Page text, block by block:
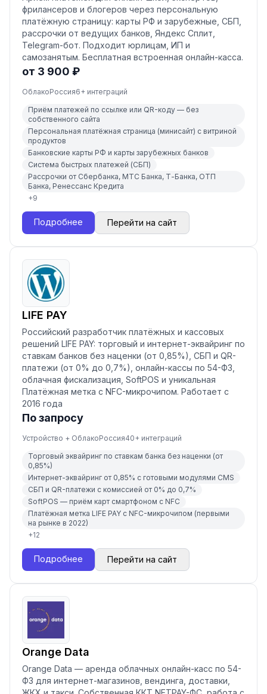
фрилансеров и блогеров через персональную
платёжную страницу: карты РФ и зарубежные, СБП,
рассрочки от ведущих банков, Яндекс Сплит,
Telegram-бот. Подходит юрлицам, ИП и
самозанятым. Бесплатная встроенная онлайн-касса.
от 3 900 ₽
ОблакоРоссия6+ интеграций
Приём платежей по ссылке или QR-коду — без
собственного сайта
Персональная платёжная страница (минисайт) с витриной
продуктов
Банковские карты РФ и карты зарубежных банков
Система быстрых платежей (СБП)
Рассрочки от Сбербанка, МТС Банка, Т-Банка, ОТП
Банка, Ренессанс Кредита
+9
Подробнее Перейти на сайт
LIFE PAY
Российский разработчик платёжных и кассовых
решений LIFE PAY: торговый и интернет-эквайринг по
ставкам банков без наценки (от 0,85%), СБП и QR-
платежи (от 0% до 0,7%), онлайн-кассы по 54-ФЗ,
облачная фискализация, SoftPOS и уникальная
Платёжная метка с NFC-микрочипом. Работает с
2016 года
По запросу
Устройство + ОблакоРоссия40+ интеграций
Торговый эквайринг по ставкам банка без наценки (от
0,85%)
Интернет-эквайринг от 0,85% с готовыми модулями CMS
СБП и QR-платежи с комиссией от 0% до 0,7%
SoftPOS — приём карт смартфоном с NFC
Платёжная метка LIFE PAY с NFC-микрочипом (первыми
на рынке в 2022)
+12
Подробнее Перейти на сайт
Orange Data
Orange Data — аренда облачных онлайн-касс по 54-
ФЗ для интернет-магазинов, вендинга, доставки,